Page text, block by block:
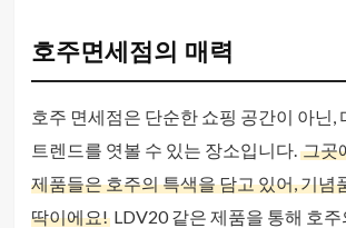
호주면세점의 매력
호주 면세점은 단순한 쇼핑 공간이 아닌,
트렌드를 엿볼 수 있는 장소입니다. 그곳
제품들은 호주의 특색을 담고 있어, 기념
딱이에요!LDV20 같은 제품을 통해 호주